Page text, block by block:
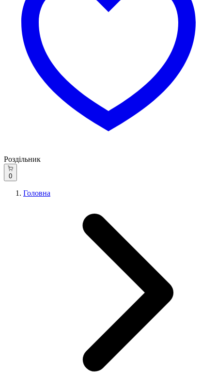
Роздільник
0
Головна